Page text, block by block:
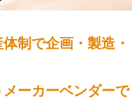
制で企画・製造・
メーカーベンダーで